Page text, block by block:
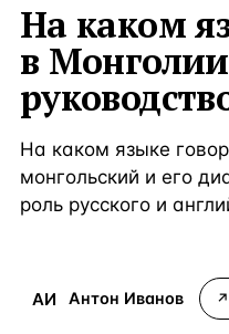
Россия — Страна
Испания — Страна
Кипр —Страна
Таиланд —Страна
На каком
в
На каком языке
монгольский и его
роль русского и
АИ Антон Иванов